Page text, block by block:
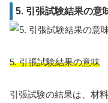
5. 引張試験結果の意
5. 引張試験結果の意味
引張試験の結果は、材